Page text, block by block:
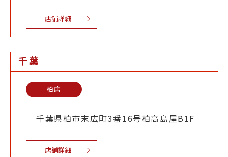
店舗詳細
千葉
柏店
千葉県柏市末広町3番16号柏高島屋B1F
店舗詳細